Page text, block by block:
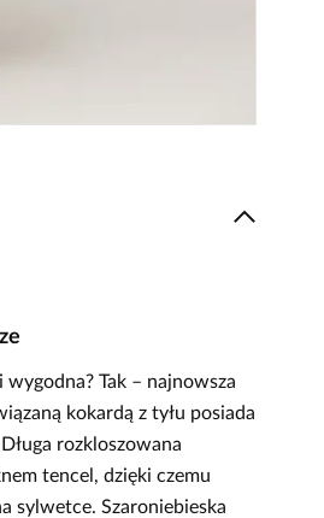
Tak – najnowsza
kokardą z tyłu posiada
rozkloszowana
tencel, dzięki czemu
sylwetce. Szaroniebieska